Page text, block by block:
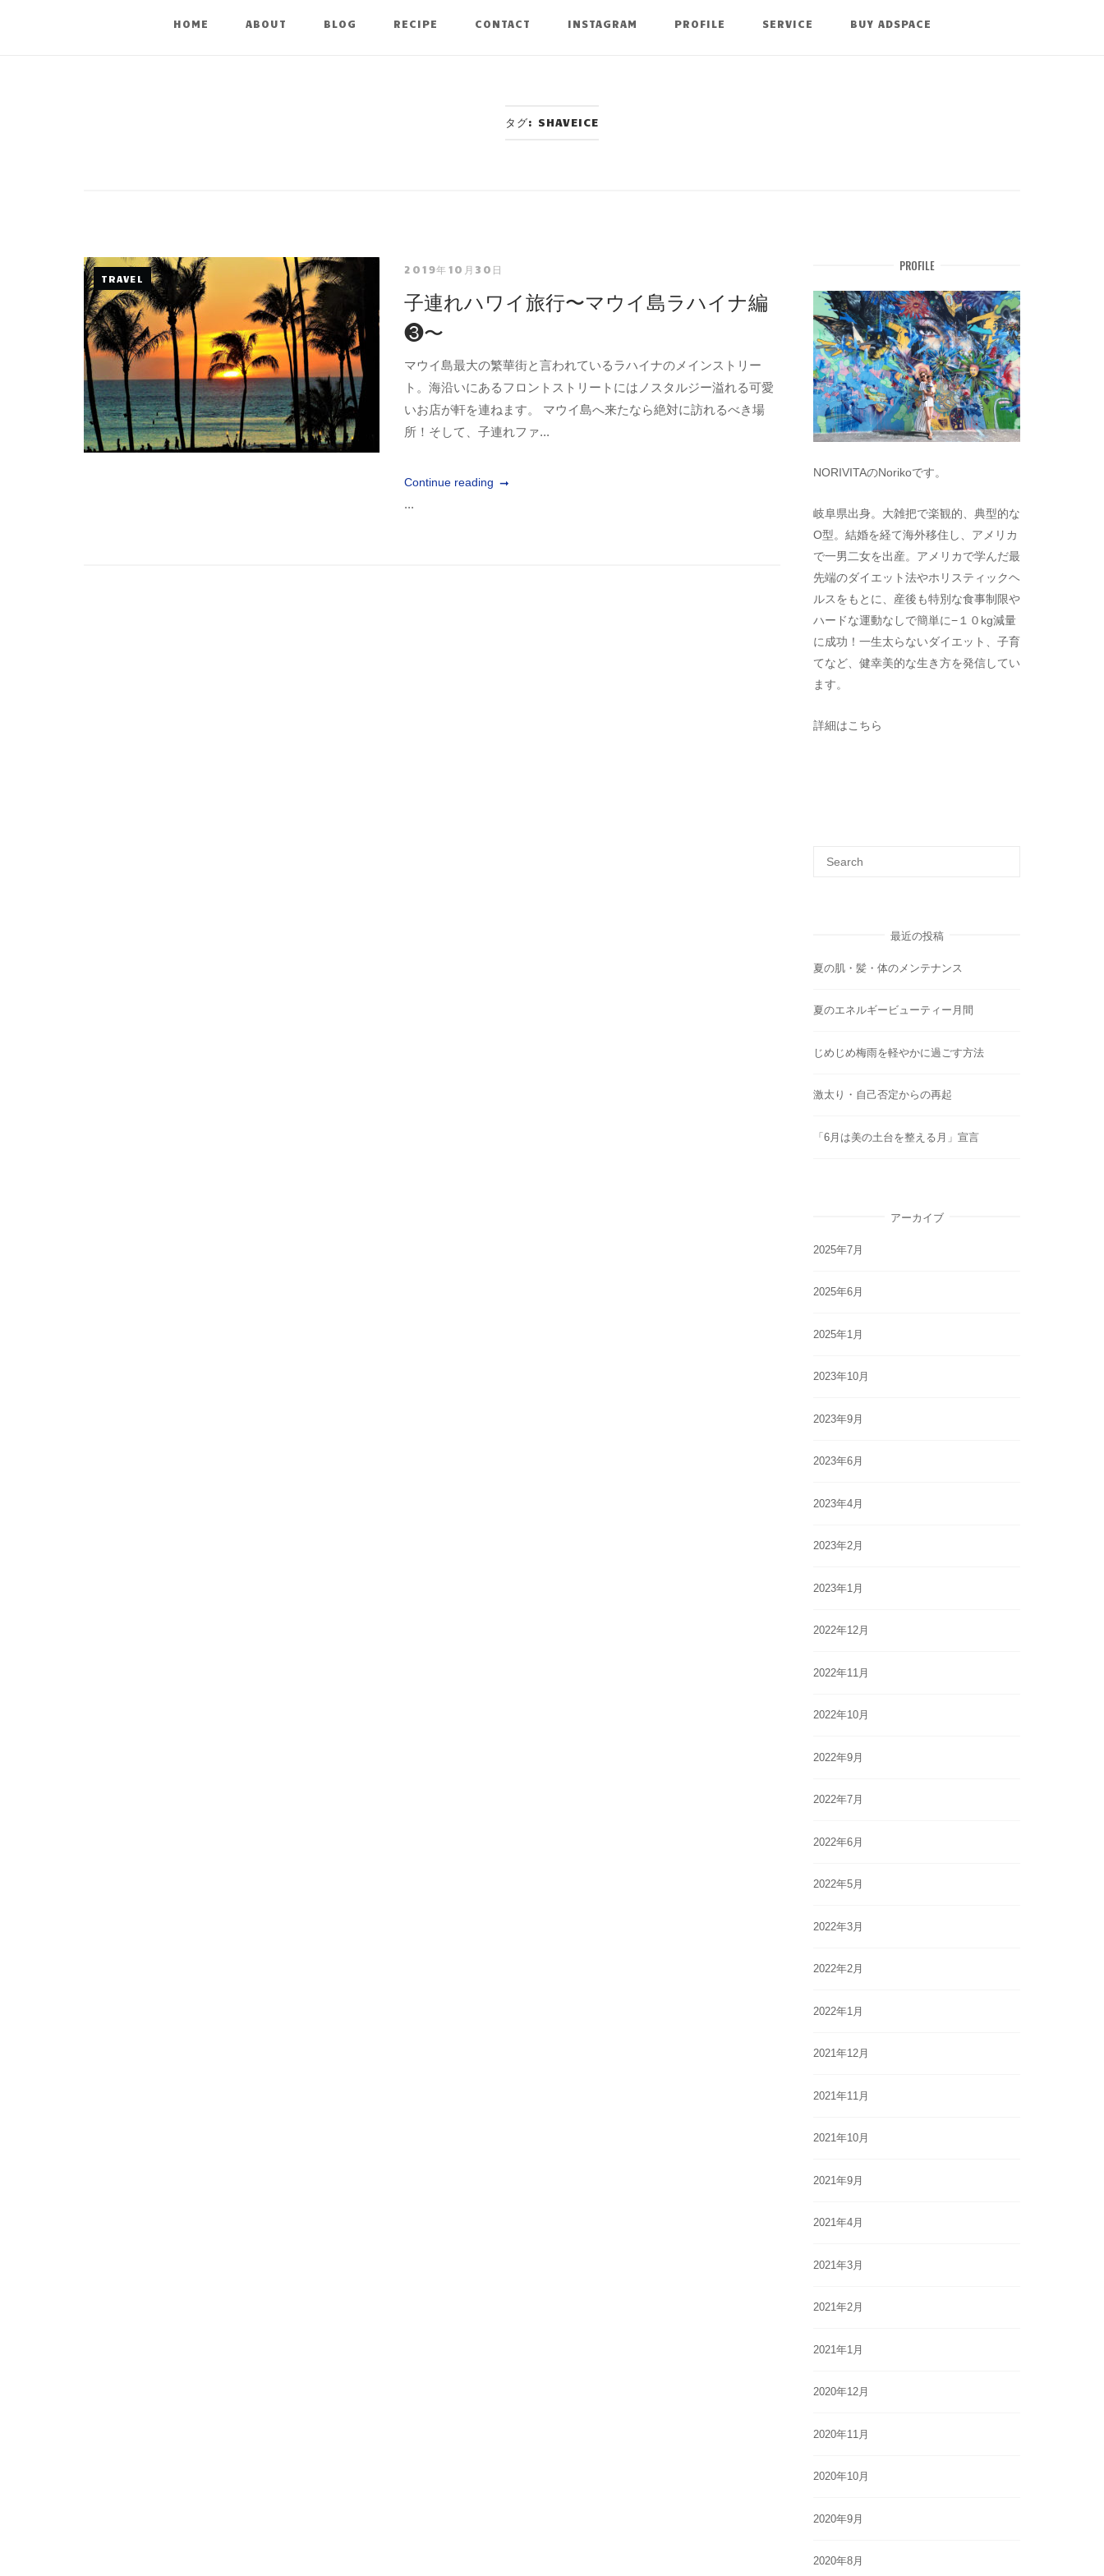
HOME ABOUT BLOG RECIPE CONTACT INSTAGRAM PROFILE SERVICE BUY ADSPACE
タグ: SHAVEICE
TRAVEL
2019年10月30日
子連れハワイ旅行〜マウイ島ラハイナ編
❸〜
マウイ島最大の繁華街と言われているラハイナのメインストリー
ト。海沿いにあるフロントストリートにはノスタルジー溢れる可愛
いお店が軒を連ねます。 マウイ島へ来たなら絶対に訪れるべき場
所！そして、子連れファ...
Continue reading
...
PROFILE
NORIVITAのNorikoです。
岐阜県出身。大雑把で楽観的、典型的な
O型。結婚を経て海外移住し、アメリカ
で一男二女を出産。アメリカで学んだ最
先端のダイエット法やホリスティックヘ
ルスをもとに、産後も特別な食事制限や
ハードな運動なしで簡単に−１０kg減量
に成功！一生太らないダイエット、子育
てなど、健幸美的な生き方を発信してい
ます。
詳細はこちら
最近の投稿
夏の肌・髪・体のメンテナンス
夏のエネルギービューティー月間
じめじめ梅雨を軽やかに過ごす方法
激太り・自己否定からの再起
「6月は美の土台を整える月」宣言
アーカイブ
2025年7月
2025年6月
2025年1月
2023年10月
2023年9月
2023年6月
2023年4月
2023年2月
2023年1月
2022年12月
2022年11月
2022年10月
2022年9月
2022年7月
2022年6月
2022年5月
2022年3月
2022年2月
2022年1月
2021年12月
2021年11月
2021年10月
2021年9月
2021年4月
2021年3月
2021年2月
2021年1月
2020年12月
2020年11月
2020年10月
2020年9月
2020年8月